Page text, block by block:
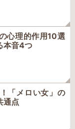
心理的作用10選
本音4つ
「メロい女」の
通点